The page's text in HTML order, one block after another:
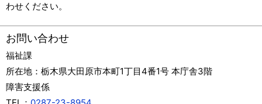
わせください。
お問い合わせ
福祉課
所在地： 栃木県大田原市本町1丁目4番1号 本庁舎3階
障害支援係